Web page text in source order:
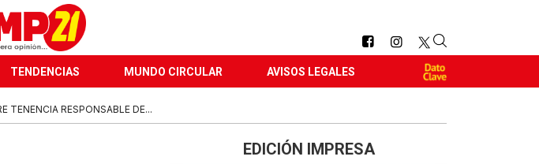
TENDENCIAS MUNDO CIRCULAR AVISOS LEGALES
TENENCIA RESPONSABLE DE...
EDICIÓN IMPRESA